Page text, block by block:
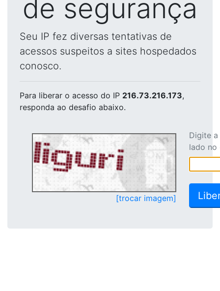
de segurança
Seu IP fez diversas tentativas de
acessos suspeitos a sites hospedados
conosco.
Para liberar o acesso do IP 216.73.216.173,
responda ao desafio abaixo.
[trocar imagem]
Digite
lado no